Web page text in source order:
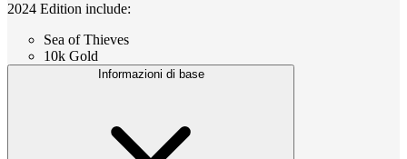
2024 Edition include:
Sea of Thieves
10k Gold
Informazioni di base